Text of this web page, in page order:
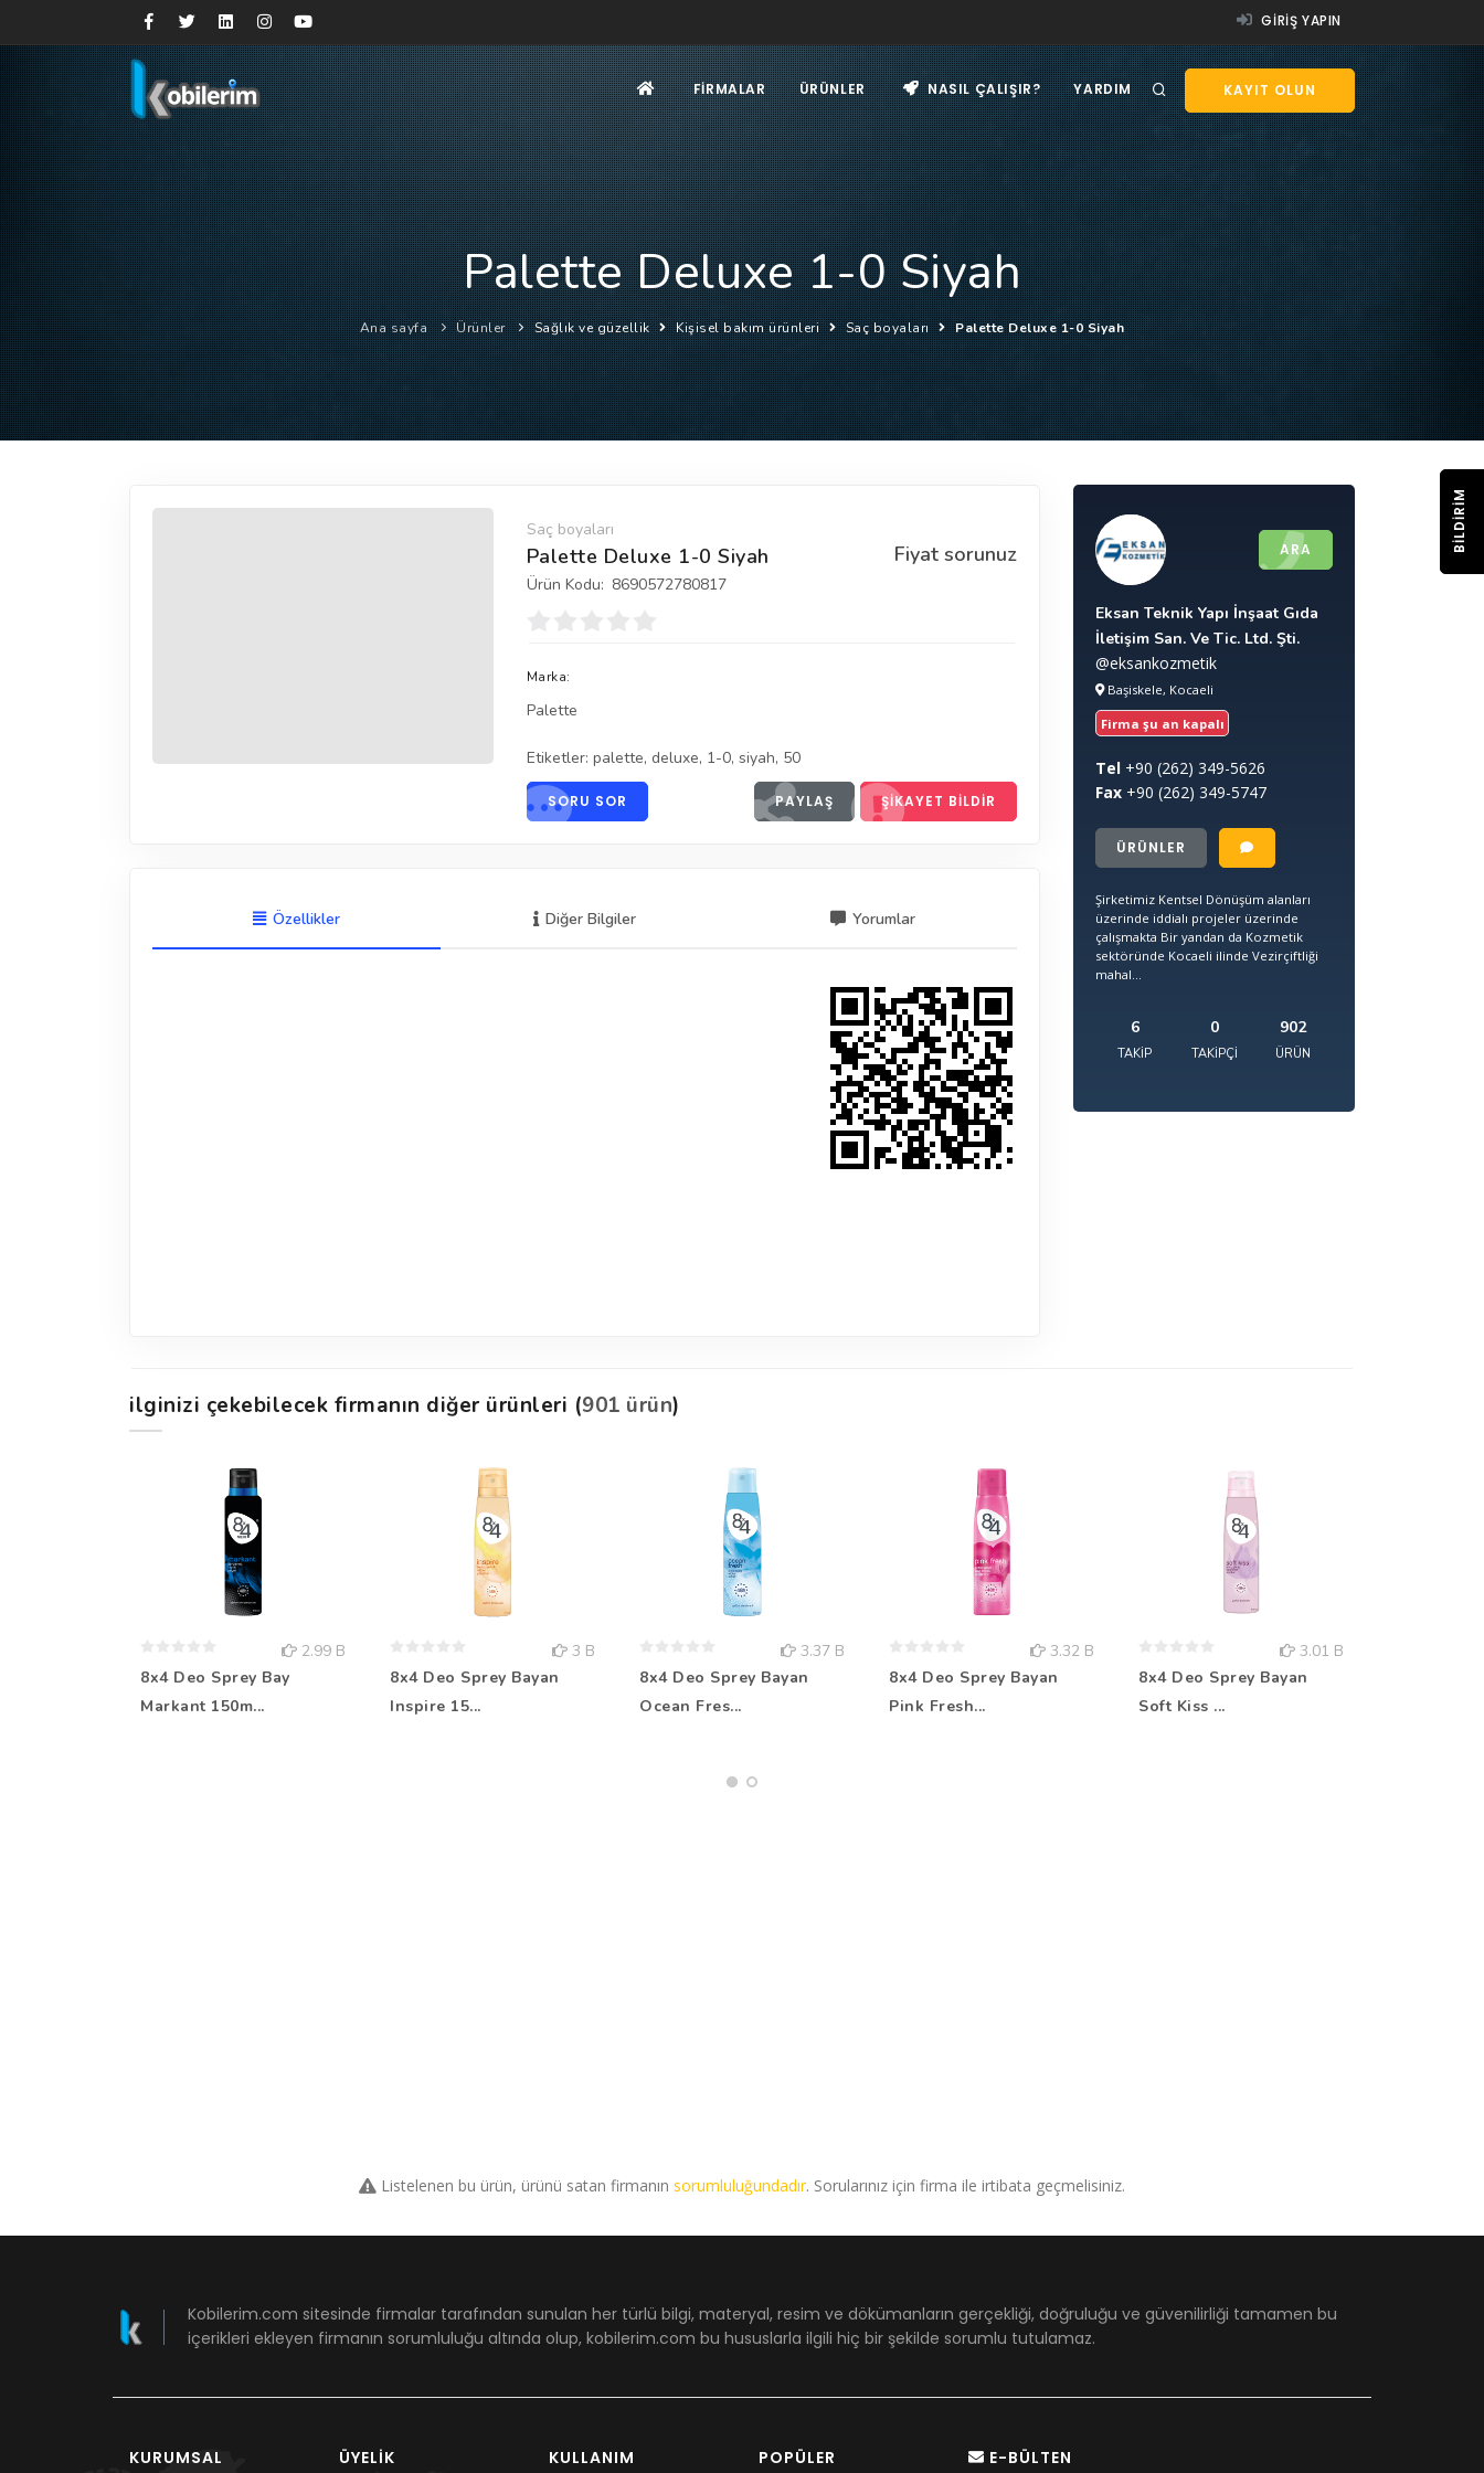
GIRIŞ YAPIN
KAYIT OLUN
FIRMALAR ÜRÜNLER NASIL ÇALIŞIR? YARDIM
Palette Deluxe 1-0 Siyah
Ana sayfa Ürünler Sağlık ve güzellik Kişisel bakım ürünleri Saç boyaları Palette Deluxe 1-0 Siyah
Saç boyaları
Fiyat sorunuz
Palette Deluxe 1-0 Siyah
Ürün Kodu: 8690572780817
Marka:
Palette
Etiketler: palette, deluxe, 1-0, siyah, 50
SORU SOR PAYLAŞ ŞIKAYET BILDIR
Özellikler Diğer Bilgiler Yorumlar
ARA
Eksan Teknik Yapı İnşaat Gıda
İletişim San. Ve Tic. Ltd. Şti.
@eksankozmetik
Başiskele, Kocaeli
Firma şu an kapalı
Tel +90 (262) 349-5626
Fax +90 (262) 349-5747
ÜRÜNLER
Şirketimiz Kentsel Dönüşüm alanları
üzerinde iddialı projeler üzerinde
çalışmakta Bir yandan da Kozmetik
sektöründe Kocaeli ilinde Vezirçiftliği
mahal...
6
TAKIP
0
TAKIPÇI
902
ÜRÜN
ilginizi çekebilecek firmanın diğer ürünleri (901 ürün)
2.99 B
8x4 Deo Sprey Bay
Markant 150m...
3 B
8x4 Deo Sprey Bayan
Inspire 15...
3.37 B
8x4 Deo Sprey Bayan
Ocean Fres...
3.32 B
8x4 Deo Sprey Bayan
Pink Fresh...
3.01 B
8x4 Deo Sprey Bayan
Soft Kiss ...
Listelenen bu ürün, ürünü satan firmanın sorumluluğundadır. Sorularınız için firma ile irtibata geçmelisiniz.
Kobilerim.com sitesinde firmalar tarafından sunulan her türlü bilgi, materyal, resim ve dökümanların gerçekliği, doğruluğu ve güvenilirliği tamamen bu
içerikleri ekleyen firmanın sorumluluğu altında olup, kobilerim.com bu hususlarla ilgili hiç bir şekilde sorumlu tutulamaz.
KURUMSAL ÜYELIK KULLANIM POPÜLER E-BÜLTEN
BILDIRIM